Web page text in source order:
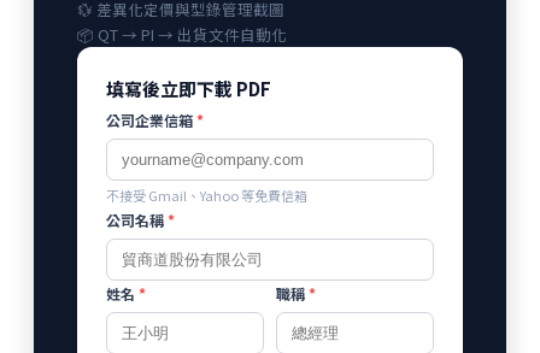
💱 差異化定價與型錄管理截圖
📦 QT → PI → 出貨文件自動化
填寫後立即下載 PDF
公司企業信箱*
不接受 Gmail、Yahoo 等免費信箱
公司名稱*
姓名 * 職稱*